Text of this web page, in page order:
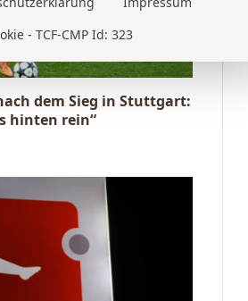
dem Sieg in Stuttgart:
hinten rein“
- TCF-CMP Id: 323